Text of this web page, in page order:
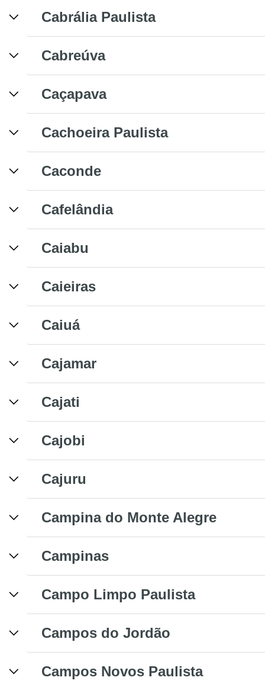
Cabrália Paulista
Cabreúva
Caçapava
Cachoeira Paulista
Caconde
Cafelândia
Caiabu
Caieiras
Caiuá
Cajamar
Cajati
Cajobi
Cajuru
Campina do Monte Alegre
Campinas
Campo Limpo Paulista
Campos do Jordão
Campos Novos Paulista